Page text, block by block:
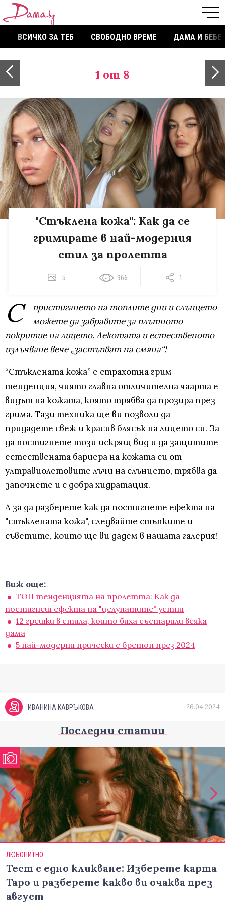
ВСИЧКО ЗА ТЕБ СВОБОДНО ВРЕМЕ ДАМА И БЕБЕ
1 от 8
"Стъклена кожа": Как да се
гримирате в най-модерния
стил за пролетта
5 966 1
С
пристигането на топлите дни и слънцето
можете да забравите за плътното
покритие на лицето. Лекотата и естественото
излъчване вече „застъпват на смяна“!
“Стъклената кожа” е страхотна грим
тенденция, чиято главна отличителна чаарта е
видът на кожата, която трябва да прозира през
грима. Тази техника ще ви позволи да
придадете свеж и красив блясък на лицето си. За
да постигнете този искрящ вид и да защитите
естествената бариера на кожата си от
ултравиолетовите лъчи на слънцето, трябва да
започнете и с добра хидратация.
А за да разберете как да постигнете ефекта на
"стъклената кожа", следвайте стъпките и
съветите, които ще ви дадем в нашата галерия!
Виж още:
ТОП тенденцията на пролетта: Как да
постигнеш ефекта на "целунатите" устни
12 грешки в стила, които биха състарили всяка
дама
5 най-модерни прически с бретон през 2024
ИВАНИНА КАВРЪКОВА 26.04.2024
Последни статии
ЛЮБОПИТНО
Тест с едно кликване: Изберете карта
Таро и разберете какво ви очаква през
август